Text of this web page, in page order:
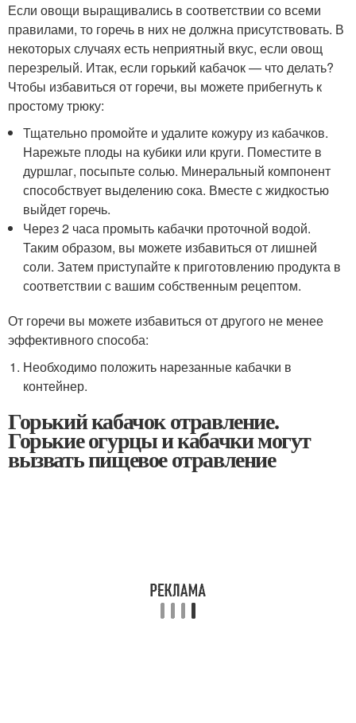
Если овощи выращивались в соответствии со всеми
правилами, то горечь в них не должна присутствовать. В
некоторых случаях есть неприятный вкус, если овощ
перезрелый. Итак, если горький кабачок — что делать?
Чтобы избавиться от горечи, вы можете прибегнуть к
простому трюку:
Тщательно промойте и удалите кожуру из кабачков.
Нарежьте плоды на кубики или круги. Поместите в
дуршлаг, посыпьте солью. Минеральный компонент
способствует выделению сока. Вместе с жидкостью
выйдет горечь.
Через 2 часа промыть кабачки проточной водой.
Таким образом, вы можете избавиться от лишней
соли. Затем приступайте к приготовлению продукта в
соответствии с вашим собственным рецептом.
От горечи вы можете избавиться от другого не менее
эффективного способа:
Необходимо положить нарезанные кабачки в
контейнер.
Горький кабачок отравление.
Горькие огурцы и кабачки могут
вызвать пищевое отравление